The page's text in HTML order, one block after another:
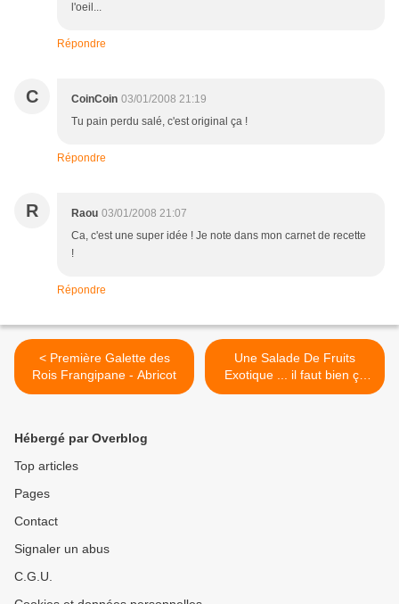
l'oeil...
Répondre
C CoinCoin 03/01/2008 21:19
Tu pain perdu salé, c'est original ça !
Répondre
R Raou 03/01/2008 21:07
Ca, c'est une super idée ! Je note dans mon carnet de recette
!
Répondre
< Première Galette des
Rois Frangipane - Abricot
Une Salade De Fruits
Exotique ... il faut bien ça
après les fêtes >
Hébergé par Overblog
Top articles
Pages
Contact
Signaler un abus
C.G.U.